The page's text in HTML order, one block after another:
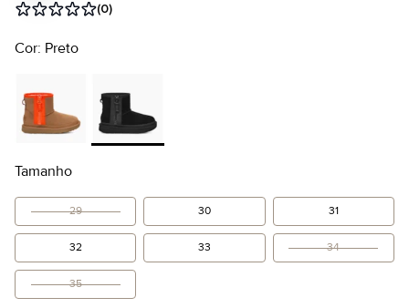
(0)
Cor: Preto
Tamanho
29 30 31
32 33 34
35